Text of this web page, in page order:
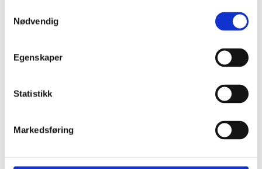
Nødvendig
Egenskaper
Statistikk
Markedsføring
Redd for å bli drept av egen datter
Er du innvandrer og opplever vold? LIN